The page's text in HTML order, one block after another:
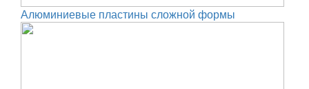
Алюминиевые пластины сложной формы